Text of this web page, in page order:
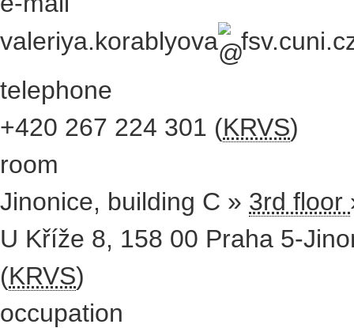
valeriya.korablyova
telephone
+420 267 224 301 (KRVS)
room
Jinonice, building C » 3rd floor
U Kříže 8, 158 00 Praha 5-
(KRVS)
occupation